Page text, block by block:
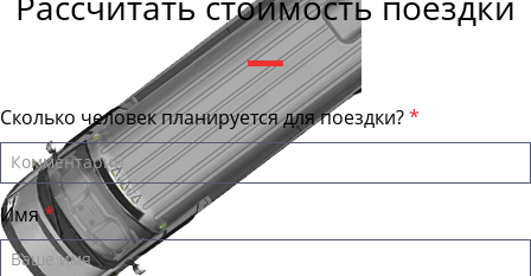
Сколько человек планируется для поездки?
Имя